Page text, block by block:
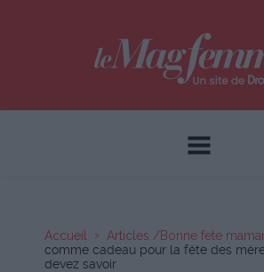
Accueil Articles /Bonne fete
comme cadeau pour la fête des
devez savoir